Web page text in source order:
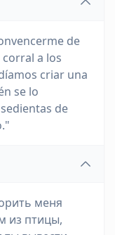
de
a los
criar una
se lo
de
меня
из птицы,